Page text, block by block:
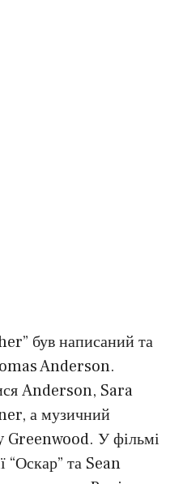
був написаний та
Anderson.
Anderson, Sara
а музичний
Greenwood. У фільмі
“Оскар” та Sean